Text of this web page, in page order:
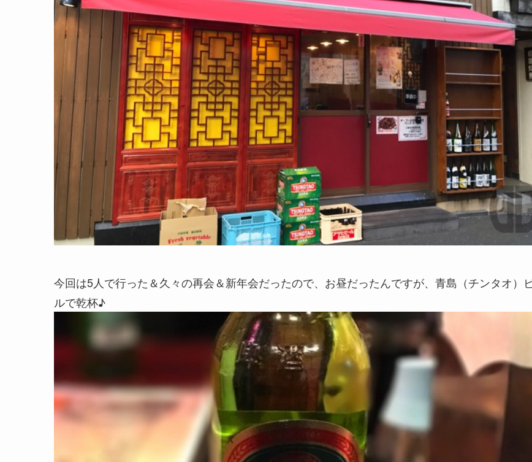
今回は5人で行った＆久々の再会＆新年会だったので、お昼だったんですが、青島（チンタオ）
ルで乾杯♪